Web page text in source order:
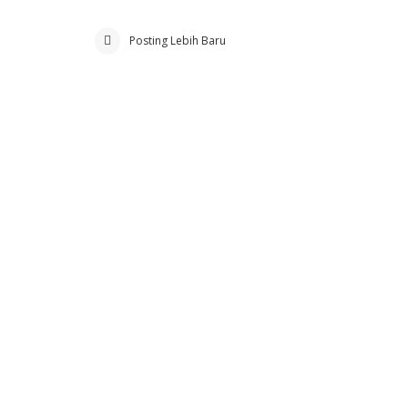
Posting Lebih Baru